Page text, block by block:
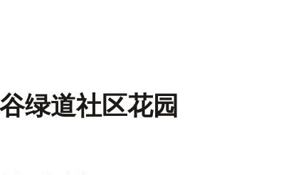
绿道社区花园